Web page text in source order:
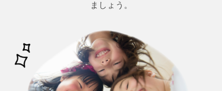
ましょう。